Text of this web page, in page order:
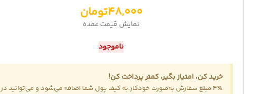
48,000تومان
نمایش قیمت عمده
ناموجود
خرید کن، امتیاز بگیر، کمتر پرداخت کن!
4٪ مبلغ سفارش به‌صورت خودکار به کیف پول شما اضافه می‌شود و می‌توانید در